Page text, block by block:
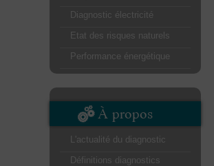
Diagnostic électricité
Etat des risques naturels
Performance énergétique
À propos
L'actualité du diagnostic
Définitions diagnostics